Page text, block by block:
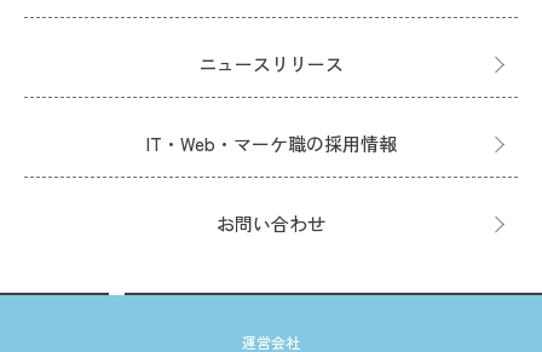
ニュースリリース
IT・Web・マーケ職の採用情報
お問い合わせ
運営会社